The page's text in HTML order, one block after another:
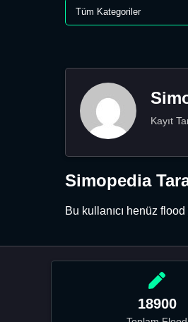
Kayıt
Simopedia
Bu kullanıcı henüz flood
18900